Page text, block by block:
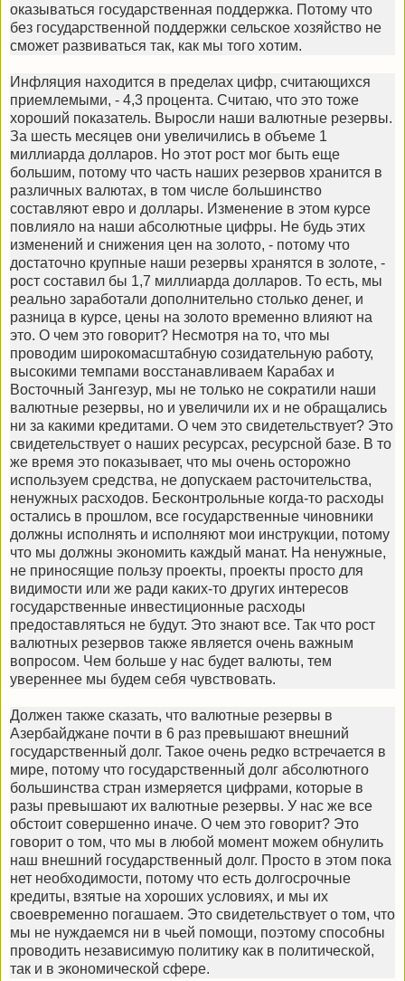
оказываться государственная поддержка. Потому что
без государственной поддержки сельское хозяйство не
сможет развиваться так, как мы того хотим.
Инфляция находится в пределах цифр, считающихся
приемлемыми, - 4,3 процента. Считаю, что это тоже
хороший показатель. Выросли наши валютные резервы.
За шесть месяцев они увеличились в объеме 1
миллиарда долларов. Но этот рост мог быть еще
большим, потому что часть наших резервов хранится в
различных валютах, в том числе большинство
составляют евро и доллары. Изменение в этом курсе
повлияло на наши абсолютные цифры. Не будь этих
изменений и снижения цен на золото, - потому что
достаточно крупные наши резервы хранятся в золоте, -
рост составил бы 1,7 миллиарда долларов. То есть, мы
реально заработали дополнительно столько денег, и
разница в курсе, цены на золото временно влияют на
это. О чем это говорит? Несмотря на то, что мы
проводим широкомасштабную созидательную работу,
высокими темпами восстанавливаем Карабах и
Восточный Зангезур, мы не только не сократили наши
валютные резервы, но и увеличили их и не обращались
ни за какими кредитами. О чем это свидетельствует? Это
свидетельствует о наших ресурсах, ресурсной базе. В то
же время это показывает, что мы очень осторожно
используем средства, не допускаем расточительства,
ненужных расходов. Бесконтрольные когда-то расходы
остались в прошлом, все государственные чиновники
должны исполнять и исполняют мои инструкции, потому
что мы должны экономить каждый манат. На ненужные,
не приносящие пользу проекты, проекты просто для
видимости или же ради каких-то других интересов
государственные инвестиционные расходы
предоставляться не будут. Это знают все. Так что рост
валютных резервов также является очень важным
вопросом. Чем больше у нас будет валюты, тем
увереннее мы будем себя чувствовать.
Должен также сказать, что валютные резервы в
Азербайджане почти в 6 раз превышают внешний
государственный долг. Такое очень редко встречается в
мире, потому что государственный долг абсолютного
большинства стран измеряется цифрами, которые в
разы превышают их валютные резервы. У нас же все
обстоит совершенно иначе. О чем это говорит? Это
говорит о том, что мы в любой момент можем обнулить
наш внешний государственный долг. Просто в этом пока
нет необходимости, потому что есть долгосрочные
кредиты, взятые на хороших условиях, и мы их
своевременно погашаем. Это свидетельствует о том, что
мы не нуждаемся ни в чьей помощи, поэтому способны
проводить независимую политику как в политической,
так и в экономической сфере.